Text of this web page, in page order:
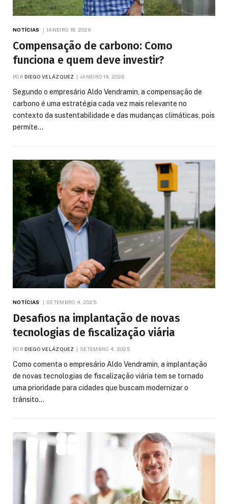
NOTÍCIAS JANEIRO 19, 2026
Compensação de carbono: Como
funciona e quem deve investir?
POR DIEGO VELÁZQUEZ JANEIRO 19, 2026
Segundo o empresário Aldo Vendramin, a compensação de
carbono é uma estratégia cada vez mais relevante no
contexto da sustentabilidade e das mudanças climáticas, pois
permite…
NOTÍCIAS SETEMBRO 4, 2025
Desafios na implantação de novas
tecnologias de fiscalização viária
POR DIEGO VELÁZQUEZ SETEMBRO 4, 2025
Como comenta o empresário Aldo Vendramin, a implantação
de novas tecnologias de fiscalização viária tem se tornado
uma prioridade para cidades que buscam modernizar o
trânsito…